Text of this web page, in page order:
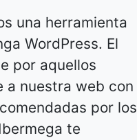
una herramienta
WordPress. El
por aquellos
a nuestra web con
por los
te